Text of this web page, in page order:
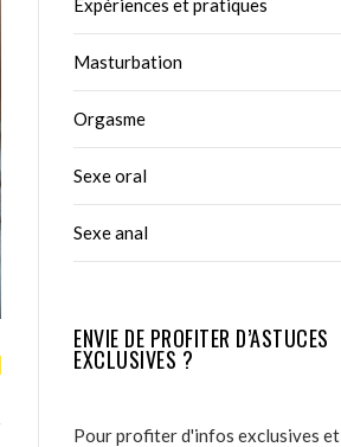
Expériences et pratiques
Masturbation
Orgasme
Sexe oral
Sexe anal
ENVIE DE PROFITER D’ASTUCES
EXCLUSIVES ?
Pour profiter d'infos exclusives et